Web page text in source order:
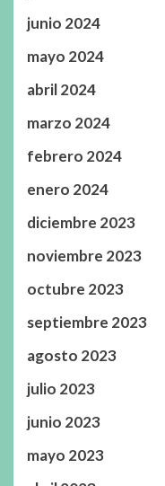
junio 2024
mayo 2024
abril 2024
marzo 2024
febrero 2024
enero 2024
diciembre 2023
noviembre 2023
octubre 2023
septiembre 2023
agosto 2023
julio 2023
junio 2023
mayo 2023